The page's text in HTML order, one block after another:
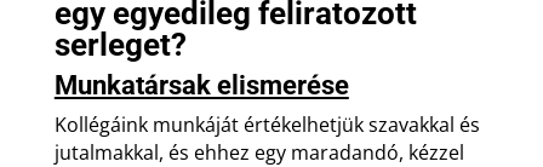
egy egyedileg feliratozott
serleget?
Munkatársak elismerése
Kollégáink munkáját értékelhetjük szavakkal és
jutalmakkal, és ehhez egy maradandó, kézzel